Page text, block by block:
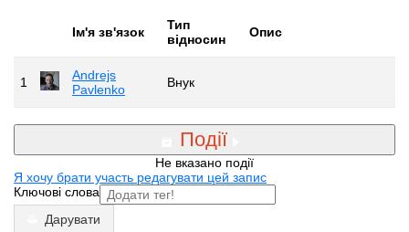
Iм'я зв'язок
Тип
відносин
Опис
1
Andrejs
Pavlenko
Внук
Події
Не вказано події
Я хочу брати участь редагувати цей запис
Ключові слова
Дарувати